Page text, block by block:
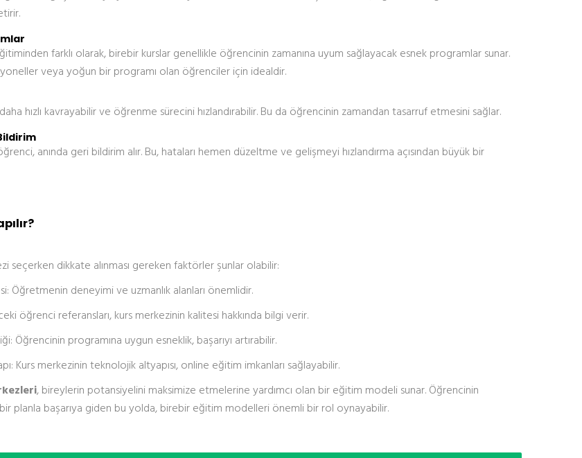
farklı olarak, birebir kurslar genellikle öğrencinin zamanına uyum sağlayacak esnek programlar sunar.
veya yoğun bir programı olan öğrenciler için idealdir.
hızlı kavrayabilir ve öğrenme sürecini hızlandırabilir. Bu da öğrencinin zamandan tasarruf etmesini sağlar.
anında geri bildirim alır. Bu, hataları hemen düzeltme ve gelişmeyi hızlandırma açısından büyük bir
seçerken dikkate alınması gereken faktörler şunlar olabilir:
Öğretmenin deneyimi ve uzmanlık alanları önemlidir.
öğrenci referansları, kurs merkezinin kalitesi hakkında bilgi verir.
Öğrencinin programına uygun esneklik, başarıyı artırabilir.
Kurs merkezinin teknolojik altyapısı, online eğitim imkanları sağlayabilir.
, bireylerin potansiyelini maksimize etmelerine yardımcı olan bir eğitim modeli sunar. Öğrencinin
planla başarıya giden bu yolda, birebir eğitim modelleri önemli bir rol oynayabilir.